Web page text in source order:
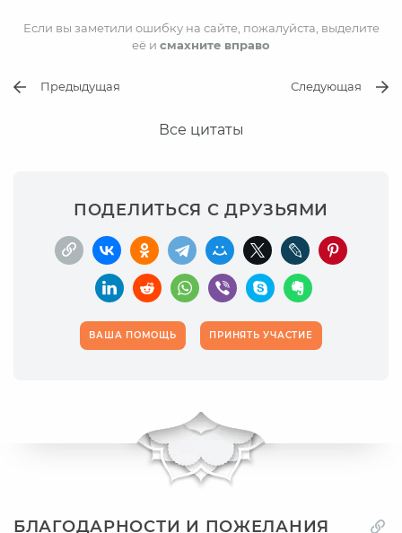
Если вы заметили ошибку на сайте, пожалуйста, выделите
её и смахните вправо
Предыдущая Следующая
Все цитаты
ПОДЕЛИТЬСЯ С ДРУЗЬЯМИ
ВАША ПОМОЩЬ ПРИНЯТЬ УЧАСТИЕ
БЛАГОДАРНОСТИ И ПОЖЕЛАНИЯ